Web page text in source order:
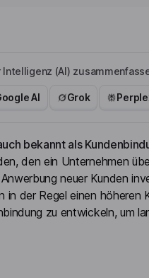
(AI)
AI Grok
bekannt als
den ein Unternehmen
neuer Kunden
in der Regel einen höheren
zu entwickeln, um